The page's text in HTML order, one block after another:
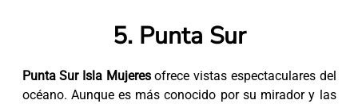
5. Punta Sur
Punta Sur Isla Mujeresofrece vistas espectaculares del
océano. Aunque es más conocido por su mirador y las